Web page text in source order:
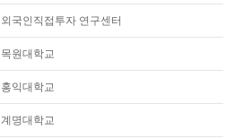
외국인직접투자 연구센터
목원대학교
홍익대학교
계명대학교